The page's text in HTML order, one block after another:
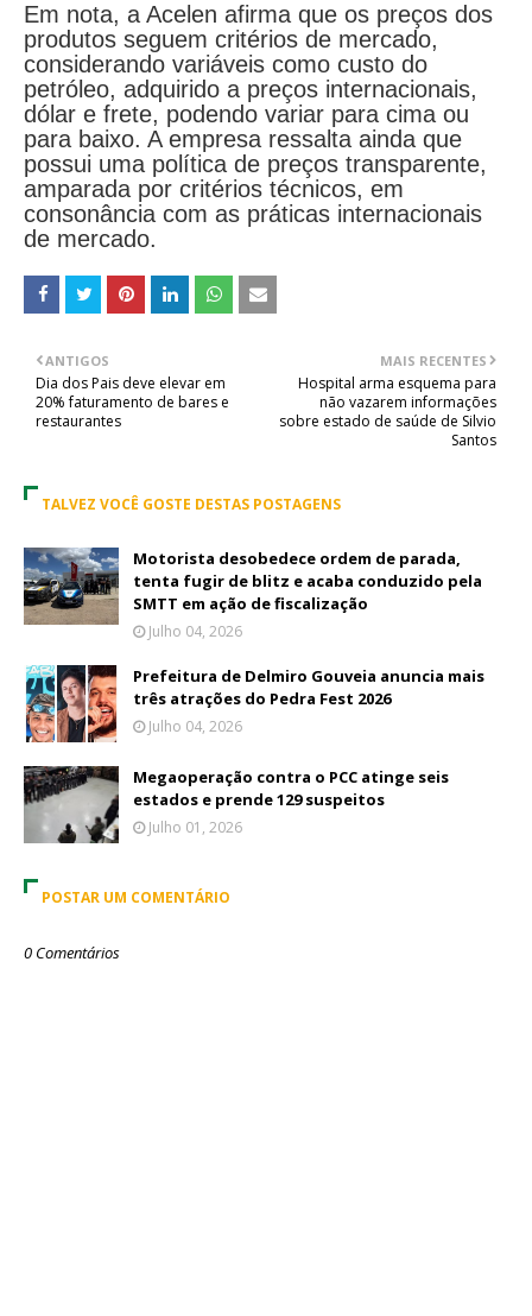
Em nota, a Acelen afirma que os preços dos
produtos seguem critérios de mercado,
considerando variáveis como custo do
petróleo, adquirido a preços internacionais,
dólar e frete, podendo variar para cima ou
para baixo. A empresa ressalta ainda que
possui uma política de preços transparente,
amparada por critérios técnicos, em
consonância com as práticas internacionais
de mercado.
MAIS RECENTES
Hospital arma esquema para
não vazarem informações
sobre estado de saúde de Silvio
Santos
ANTIGOS
Dia dos Pais deve elevar em
20% faturamento de bares e
restaurantes
TALVEZ VOCÊ GOSTE DESTAS POSTAGENS
Motorista desobedece ordem de parada,
tenta fugir de blitz e acaba conduzido pela
SMTT em ação de fiscalização
Julho 04, 2026
Prefeitura de Delmiro Gouveia anuncia mais
três atrações do Pedra Fest 2026
Julho 04, 2026
Megaoperação contra o PCC atinge seis
estados e prende 129 suspeitos
Julho 01, 2026
POSTAR UM COMENTÁRIO
0 Comentários